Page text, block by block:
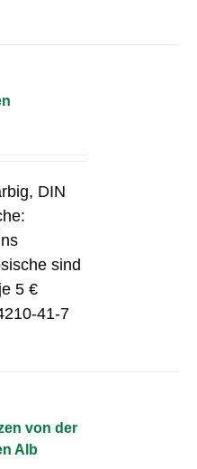
DIN
sind
5 €
41-7
von der
Alb